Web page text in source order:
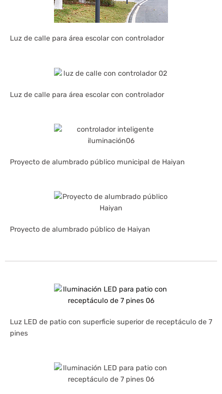
Luz de calle para área escolar con controlador
Luz de calle para área escolar con controlador
Proyecto de alumbrado público municipal de Haiyan
Proyecto de alumbrado público de Haiyan
Luz LED de patio con superficie superior de receptáculo de 7
pines